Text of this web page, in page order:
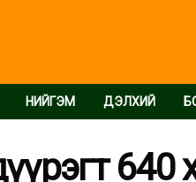
НИЙГЭМ ДЭЛХИЙ
640